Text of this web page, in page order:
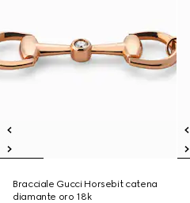
Bracciale Gucci Horsebit catena
diamante oro 18k